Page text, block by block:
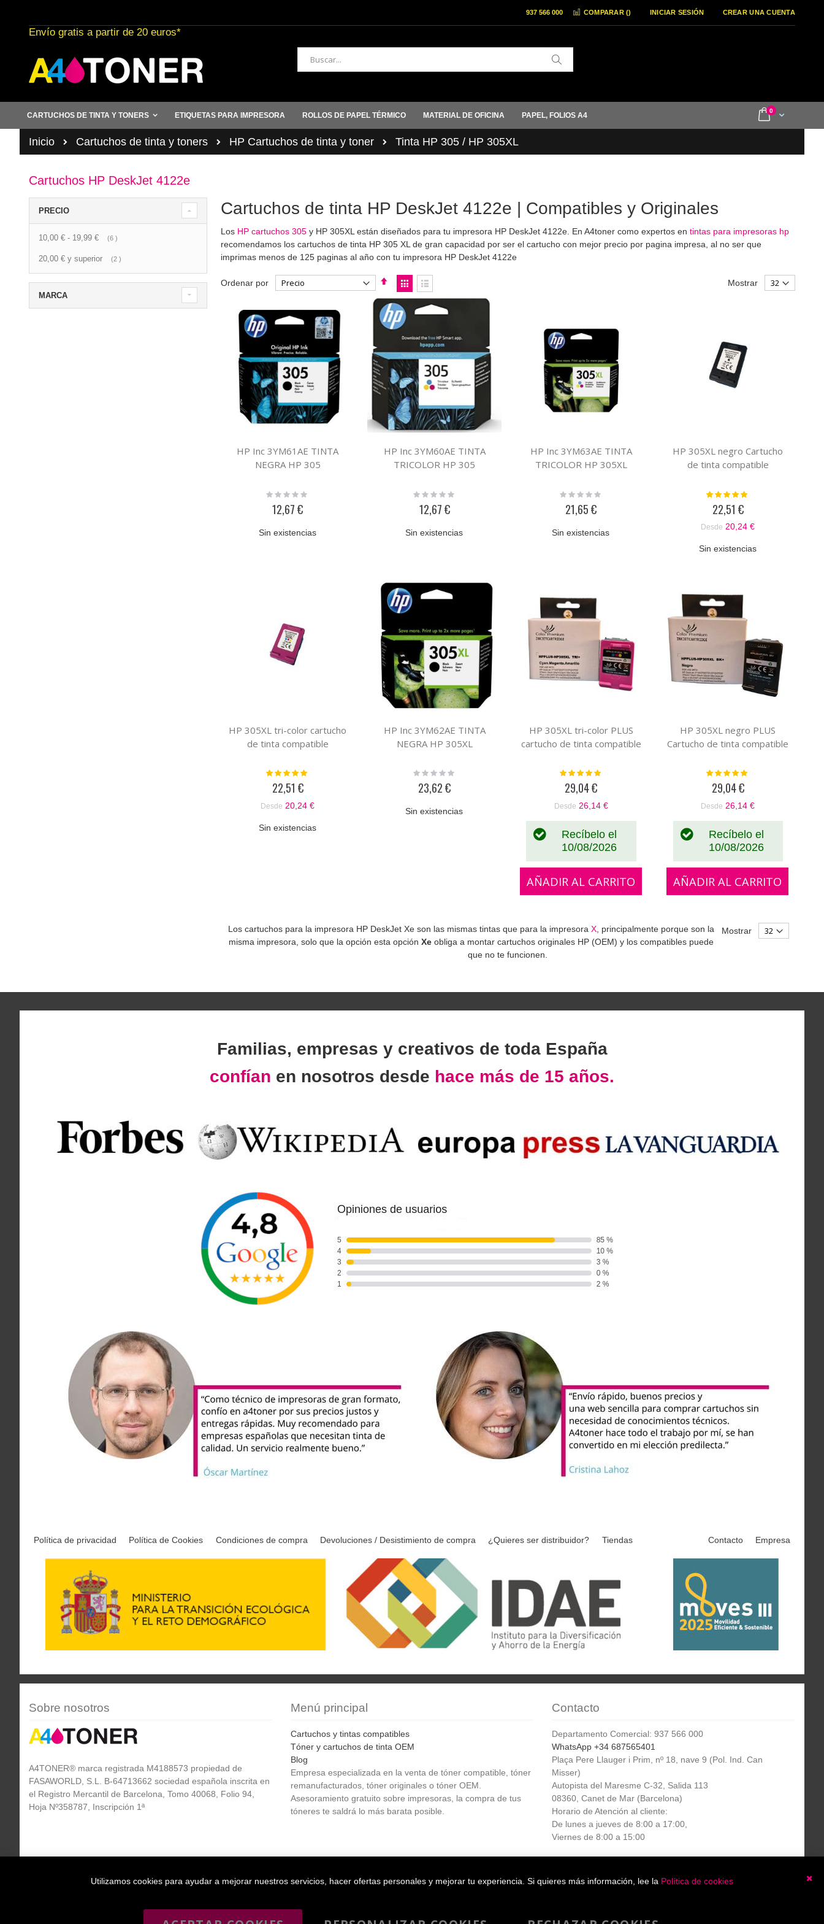
al
contenido
COMPARAR () INICIAR SESIÓN CREAR UNA CUENTA
937 566 000
Envío gratis a partir de 20 euros*
Buscar
Cart
0items
CARTUCHOS DE TINTA Y TONERS ETIQUETAS PARA IMPRESORA ROLLOS DE PAPEL TÉRMICO MATERIAL DE OFICINA PAPEL, FOLIOS A4
Inicio Cartuchos de tinta y toners HP Cartuchos de tinta y toner Tinta HP 305 / HP 305XL
Cartuchos HP DeskJet 4122e
Cartuchos de tinta HP DeskJet 4122e | Compatibles y Originales
Los HP cartuchos 305y HP 305XL están diseñados para tu impresora HP DeskJet 4122e. En A4toner como expertos en tintas para impresoras hp
recomendamos los cartuchos de tinta HP 305 XL de gran capacidad por ser el cartucho con mejor precio por pagina impresa, al no ser que
imprimas menos de 125 paginas al año con tu impresora HP DeskJet 4122e
Ordenar por
Fijar
Dirección
Descendente
Ver
como
ParrillaLista
Mostrar
HP Inc 3YM61AE TINTA
NEGRA HP 305
Rating:
12,67 €
Sin existencias
HP Inc 3YM60AE TINTA
TRICOLOR HP 305
Rating:
12,67 €
Sin existencias
HP Inc 3YM63AE TINTA
TRICOLOR HP 305XL
Rating:
21,65 €
Sin existencias
HP 305XL negro Cartucho
de tinta compatible
Valoración:
22,51 €
Desde 20,24 €
Sin existencias
HP 305XL tri-color cartucho
de tinta compatible
Valoración:
22,51 €
Desde 20,24 €
Sin existencias
HP Inc 3YM62AE TINTA
NEGRA HP 305XL
Rating:
23,62 €
Sin existencias
HP 305XL tri-color PLUS
cartucho de tinta compatible
Valoración:
29,04 €
Desde 26,14 €
Recíbelo el
10/08/2026
AÑADIR AL CARRITO
HP 305XL negro PLUS
Cartucho de tinta compatible
Valoración:
29,04 €
Desde 26,14 €
Recíbelo el
10/08/2026
AÑADIR AL CARRITO
Mostrar
Los cartuchos para la impresora HP DeskJet Xe son las mismas tintas que para la impresora X, principalmente porque son la
misma impresora, solo que la opción esta opción Xeobliga a montar cartuchos originales HP (OEM) y los compatibles puede
que no te funcionen.
PRECIO
10,00 € - 19,99 € 6 artículo
20,00 € y superior 2 artículo
MARCA
Familias, empresas y creativos de toda España
confían en nosotros desde hace más de 15 años.
Política de privacidad Política de Cookies Condiciones de compra Devoluciones / Desistimiento de compra ¿Quieres ser distribuidor? Tiendas Contacto Empresa
Sobre nosotros
A4TONER® marca registrada M4188573 propiedad de
FASAWORLD, S.L. B-64713662 sociedad española inscrita en
el Registro Mercantil de Barcelona, Tomo 40068, Folio 94,
Hoja Nº358787, Inscripción 1ª
Menú principal
Cartuchos y tintas compatibles
Tóner y cartuchos de tinta OEM
Blog
Empresa especializada en la venta de tóner compatible, tóner
remanufacturados, tóner originales o tóner OEM.
Asesoramiento gratuito sobre impresoras, la compra de tus
tóneres te saldrá lo más barata posible.
Contacto
Departamento Comercial: 937 566 000
WhatsApp +34 687565401
Plaça Pere Llauger i Prim, nº 18, nave 9 (Pol. Ind. Can
Misser)
Autopista del Maresme C-32, Salida 113
08360, Canet de Mar (Barcelona)
Horario de Atención al cliente:
De lunes a jueves de 8:00 a 17:00,
Viernes de 8:00 a 15:00
informativo
Utilizamos cookies para ayudar a mejorar nuestros servicios, hacer ofertas personales y mejorar tu experiencia. Si quieres más información, lee la Política de cookies